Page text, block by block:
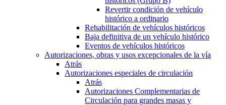
Revertir condición de vehículo
histórico a ordinario
Rehabilitación de vehículos históricos
Baja definitiva de un vehículo histórico
Eventos de vehículos históricos
Autorizaciones, obras y usos excepcionales de la vía
Atrás
Autorizaciones especiales de circulación
Atrás
Autorizaciones Complementarias de
Circulación para grandes masas y